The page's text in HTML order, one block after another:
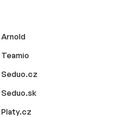
Arnold
Teamio
Seduo.cz
Seduo.sk
Platy.cz